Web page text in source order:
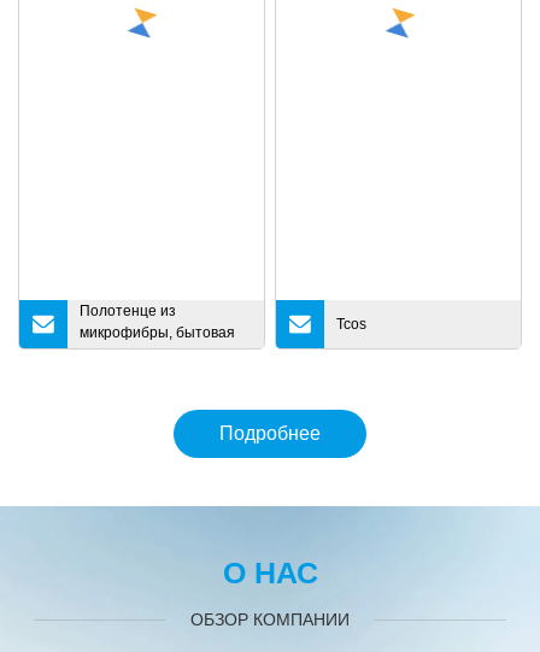
Полотенце из
микрофибры, бытовая
чистящая ткань для
Tcos
Подробнее
О НАС
ОБЗОР КОМПАНИИ